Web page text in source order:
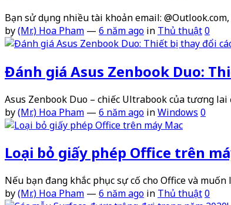
Bạn sử dụng nhiều tài khoản email:
by(Mr.) Hoa Pham — 6 năm ago in Thủ thuật0
Đánh giá Asus Zenbook Duo:
Asus Zenbook Duo – chiếc Ultrabook của tương
by(Mr.) Hoa Pham — 6 năm ago inWindows 0
Loại bỏ giấy phép Office trên
Nếu bạn đang khắc phục sự cố cho Office và
by(Mr.) Hoa Pham — 6 năm ago in Thủ thuật0